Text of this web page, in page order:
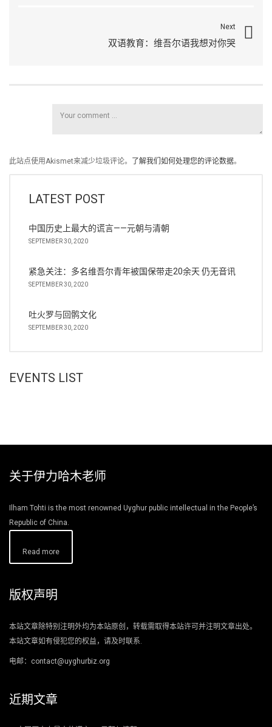
Next
双语教育：维吾尔语我想对你哭
此站点使用Akismet来减少垃圾评论。 了解我们如何处理您的评论数据。
LATEST POST
中国历史上最大的谎言——元朝与清朝
SEPTEMBER 30, 2020
紧急关注：多名维吾尔青年被国保带走20余天 仍无音讯
SEPTEMBER 30, 2020
吐火罗与回鹘文化
SEPTEMBER 30, 2020
EVENTS LIST
关于伊力哈木老师
Ilham Tohti is the most renowned Uyghur public intellectual in the People’s
Republic of China.
Read more
版权声明
本站文章除特别注明外均为本站原创，转载需取得本站许可并注明文章出处。
本站文章如有侵犯您的权益，请及时联系.
电邮：contact@uyghurbiz.org
近期文章